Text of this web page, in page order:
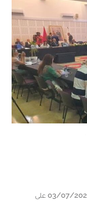
في 03/07/2023 على الساعة 20:00, تحديث بتاريخ 03/07/2023 على